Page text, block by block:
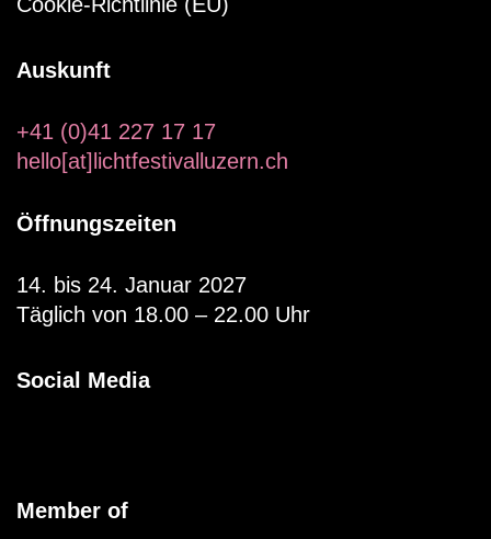
Auskunft
+41 (0)41 227 17 17
hello[at]lichtfestivalluzern.ch
Öffnungszeiten
14. bis 24. Januar 2027
Täglich von 18.00 – 22.00 Uhr
Social Media
Member of